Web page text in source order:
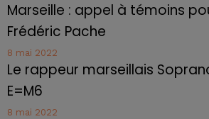
Marseille : appel à témoins
Frédéric Pache
8 mai 2022
Le rappeur marseillais
E=M6
8 mai 2022